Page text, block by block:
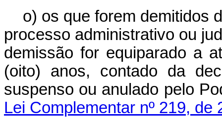
o) os que forem demitidos
processo administrativo ou
demissão for equiparado a
(oito) anos, contado da
suspenso ou anulado pelo
Lei Complementar nº 219, de